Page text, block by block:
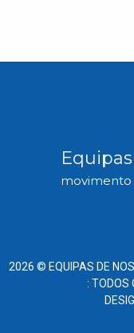
movimento
2026 © EQUIPAS DE
: TODOS